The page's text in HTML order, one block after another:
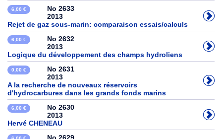
6,00 €
No 2633
2013
Rejet de gaz sous-marin: comparaison essais/calculs
6,00 €
No 2632
2013
Logique du développement des champs hydroliens
0,00 €
No 2631
2013
A la recherche de nouveaux réservoirs
d'hydrocarbures dans les grands fonds marins
6,00 €
No 2630
2013
Hervé CHENEAU